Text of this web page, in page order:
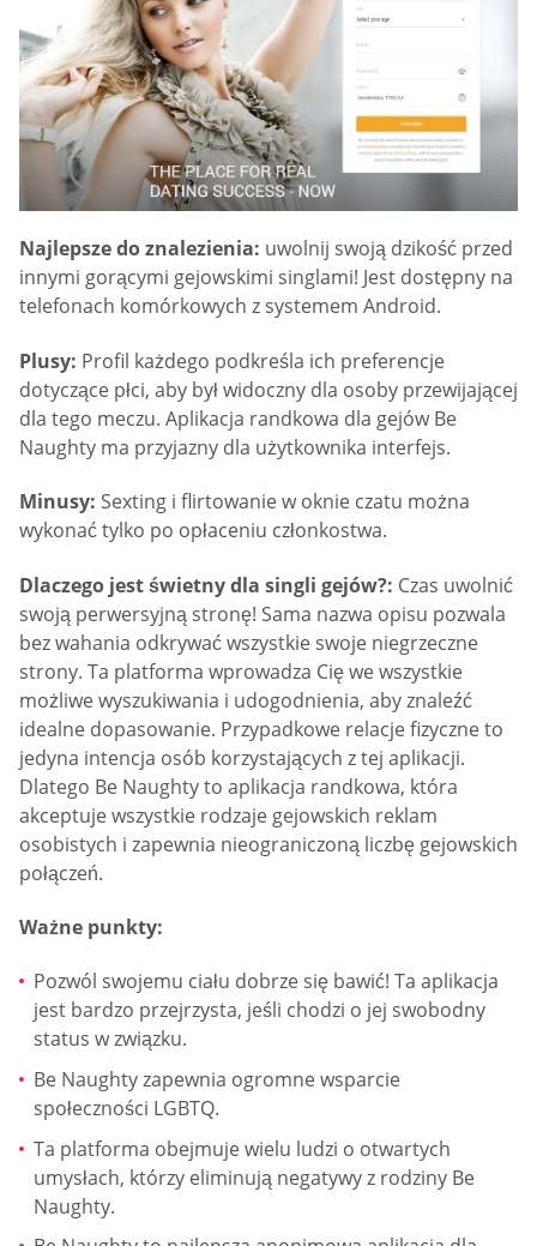
Najlepsze do znalezienia: uwolnij swoją dzikość przed
innymi gorącymi gejowskimi singlami! Jest dostępny na
telefonach komórkowych z systemem Android.
Plusy: Profil każdego podkreśla ich preferencje
dotyczące płci, aby był widoczny dla osoby przewijającej
dla tego meczu. Aplikacja randkowa dla gejów Be
Naughty ma przyjazny dla użytkownika interfejs.
Minusy: Sexting i flirtowanie w oknie czatu można
wykonać tylko po opłaceniu członkostwa.
Dlaczego jest świetny dla singli gejów?: Czas uwolnić
swoją perwersyjną stronę! Sama nazwa opisu pozwala
bez wahania odkrywać wszystkie swoje niegrzeczne
strony. Ta platforma wprowadza Cię we wszystkie
możliwe wyszukiwania i udogodnienia, aby znaleźć
idealne dopasowanie. Przypadkowe relacje fizyczne to
jedyna intencja osób korzystających z tej aplikacji.
Dlatego Be Naughty to aplikacja randkowa, która
akceptuje wszystkie rodzaje gejowskich reklam
osobistych i zapewnia nieograniczoną liczbę gejowskich
połączeń.
Ważne punkty:
Pozwól swojemu ciału dobrze się bawić! Ta aplikacja
jest bardzo przejrzysta, jeśli chodzi o jej swobodny
status w związku.
Be Naughty zapewnia ogromne wsparcie
społeczności LGBTQ.
Ta platforma obejmuje wielu ludzi o otwartych
umysłach, którzy eliminują negatywy z rodziny Be
Naughty.